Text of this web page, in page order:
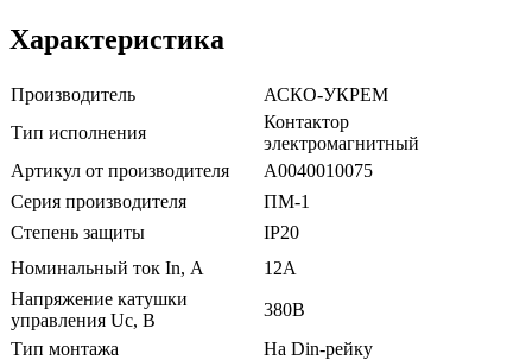
Характеристика
Производитель
АСКО-УКРЕМ
Тип исполнения
Контактор
электромагнитный
Артикул от производителя
A0040010075
Серия производителя
ПМ-1
Степень защиты
IP20
Номинальный ток In, А
12А
Напряжение катушки
управления Uc, В
380В
Тип монтажа
На Din-рейку